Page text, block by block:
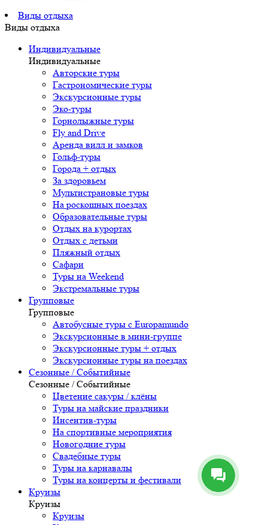
Виды отдыха
Виды отдыха
Индивидуальные
Индивидуальные
Авторские туры
Гастрономические туры
Экскурсионные туры
Эко-туры
Горнолыжные туры
Fly and Drive
Аренда вилл и замков
Гольф-туры
Города + отдых
За здоровьем
Мультистрановые туры
На роскошных поездах
Образовательные туры
Отдых на курортах
Отдых с детьми
Пляжный отдых
Сафари
Туры на Weekend
Экстремальные туры
Групповые
Групповые
Автобусные туры с Europamundo
Экскурсионные в мини-группе
Экскурсионные туры + отдых
Экскурсионные туры на поездах
Сезонные / Событийные
Сезонные / Событийные
Цветение сакуры / клёны
Туры на майские праздники
Инсентив-туры
На спортивные мероприятия
Новогодние туры
Свадебные туры
Туры на карнавалы
Туры на концерты и фестивали
Круизы
Круизы
Круизы